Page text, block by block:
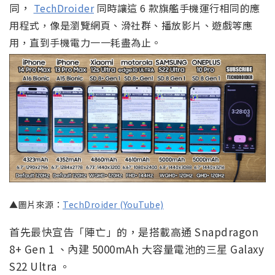
同， TechDroider同時讓這 6 款旗艦手機運行相同的應
用程式，像是瀏覽網頁、滑社群、播放影片、遊戲等應
用，直到手機電力一一耗盡為止。
▲圖片來源： TechDroider (YouTube)
首先最快宣告「陣亡」的，是搭載高通 Snapdragon
8+ Gen 1 、內建 5000mAh 大容量電池的三星 Galaxy
S22 Ultra 。